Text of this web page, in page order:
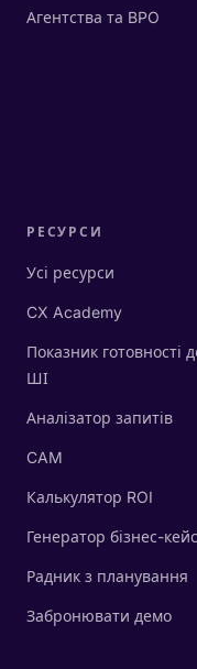
Агентства та BPO
РЕСУРСИ
Усі ресурси
CX Academy
Показник готовності
ШІ
Аналізатор запитів
CAM
Калькулятор ROI
Генератор бізнес-
Радник з планування
Забронювати демо